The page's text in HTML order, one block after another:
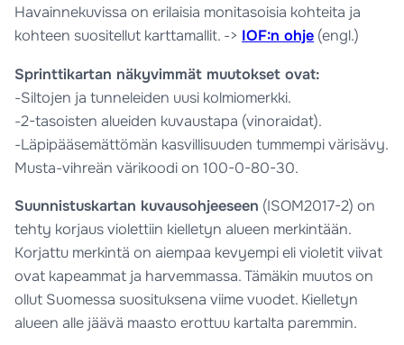
Havainnekuvissa on erilaisia monitasoisia kohteita ja
kohteen suositellut karttamallit. -> IOF:n ohje (engl.)
Sprinttikartan näkyvimmät muutokset ovat:
-Siltojen ja tunneleiden uusi kolmiomerkki.
-2-tasoisten alueiden kuvaustapa (vinoraidat).
-Läpipääsemättömän kasvillisuuden tummempi värisävy.
Musta-vihreän värikoodi on 100-0-80-30.
Suunnistuskartan kuvausohjeeseen (ISOM2017-2) on
tehty korjaus violettiin kielletyn alueen merkintään.
Korjattu merkintä on aiempaa kevyempi eli violetit viivat
ovat kapeammat ja harvemmassa. Tämäkin muutos on
ollut Suomessa suosituksena viime vuodet. Kielletyn
alueen alle jäävä maasto erottuu kartalta paremmin.